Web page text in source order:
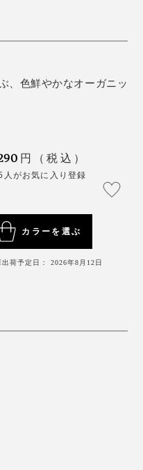
た赤から。
しいカリブの海の色か
が厳しい「クラス1」の
れていないアレルギー
、体にも自然にも優し
友人にも、きっと使っ
、色鮮やかなオーガニッ
円（税込）
人がお気に入り登録
カラーを選ぶ
出荷予定日： 2026年8月12日